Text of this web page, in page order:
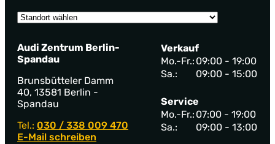
Audi Zentrum Berlin-
Spandau
Brunsbütteler Damm
40, 13581 Berlin -
Spandau
Tel.: 030 / 338 009 470
E-Mail schreiben
Verkauf
Mo.-Fr.: 09:00 - 19:00
Sa.:
09:00 - 15:00
Service
Mo.-Fr.: 07:00 - 19:00
Sa.:
09:00 - 13:00